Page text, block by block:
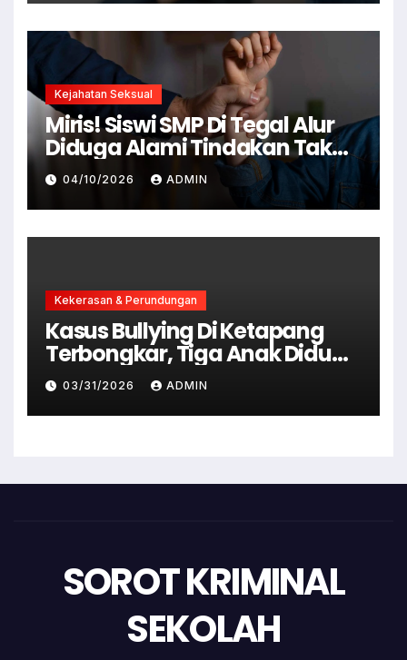
Kejahatan Seksual
Miris! Siswi SMP Di Tegal Alur
Diduga Alami Tindakan Tak
Senonoh Di Sekolah
04/10/2026 ADMIN
Kekerasan & Perundungan
Kasus Bullying Di Ketapang
Terbongkar, Tiga Anak Diduga
Terlibat Kini Jadi Tersangka
03/31/2026 ADMIN
SOROT KRIMINAL
SEKOLAH